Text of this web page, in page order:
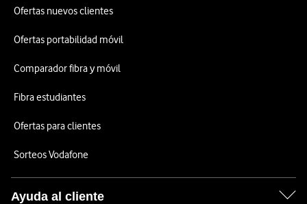
Ofertas nuevos clientes
Ofertas portabilidad móvil
Comparador fibra y móvil
Fibra estudiantes
Ofertas para clientes
Sorteos Vodafone
Ayuda al cliente